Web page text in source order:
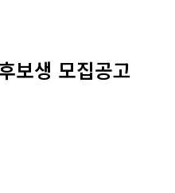
보생 모집공고